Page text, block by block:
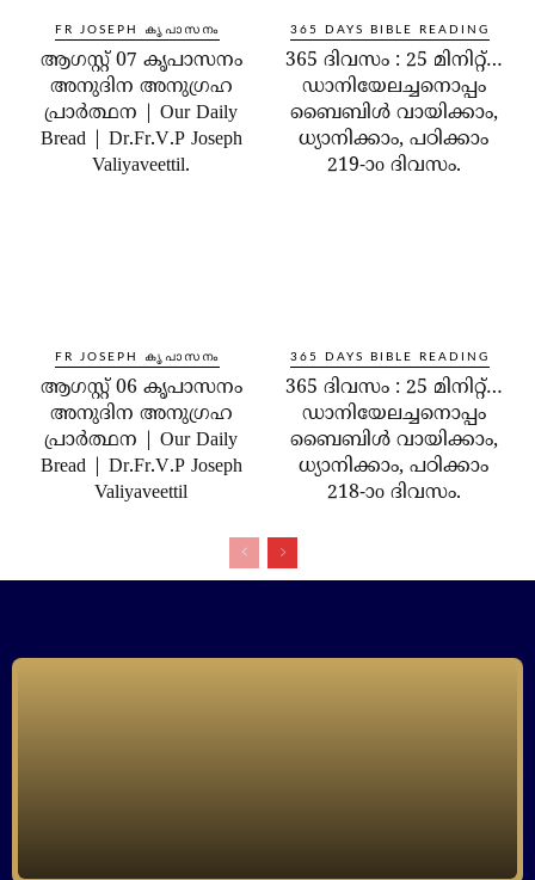
FR JOSEPH കൃപാസനം
ആഗസ്റ്റ് 07 കൃപാസനം
അനുദിന അനുഗ്രഹ
പ്രാർത്ഥന | Our Daily
Bread | Dr.Fr.V.P Joseph
Valiyaveettil.
365 DAYS BIBLE READING
365 ദിവസം : 25 മിനിറ്റ്…
ഡാനിയേലച്ചനൊപ്പം
ബൈബിൾ വായിക്കാം,
ധ്യാനിക്കാം, പഠിക്കാം
219-ാo ദിവസം.
FR JOSEPH കൃപാസനം
ആഗസ്റ്റ് 06 കൃപാസനം
അനുദിന അനുഗ്രഹ
പ്രാർത്ഥന | Our Daily
Bread | Dr.Fr.V.P Joseph
Valiyaveettil
365 DAYS BIBLE READING
365 ദിവസം : 25 മിനിറ്റ്…
ഡാനിയേലച്ചനൊപ്പം
ബൈബിൾ വായിക്കാം,
ധ്യാനിക്കാം, പഠിക്കാം
218-ാo ദിവസം.